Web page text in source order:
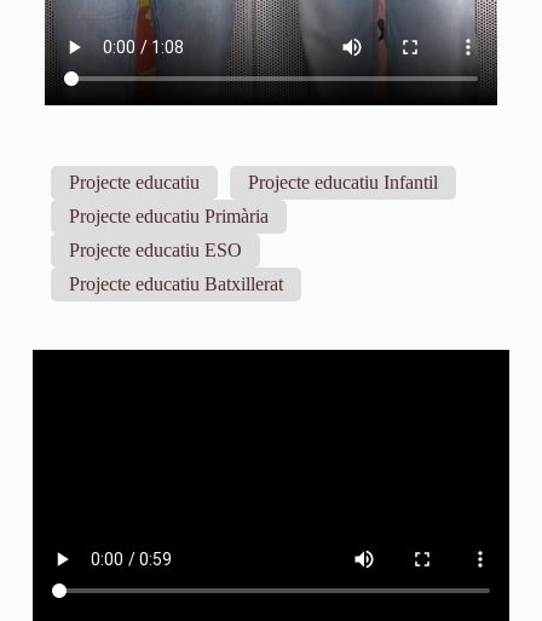
Projecte educatiu
Projecte educatiu Infantil
Projecte educatiu Primària
Projecte educatiu ESO
Projecte educatiu Batxillerat